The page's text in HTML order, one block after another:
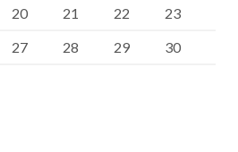
20 21 22
23
27 28 29
30